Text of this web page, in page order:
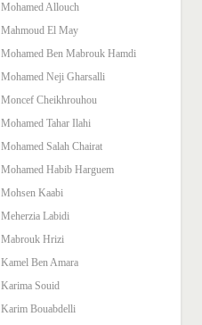
Mohamed Allouch
Mahmoud El May
Mohamed Ben Mabrouk Hamdi
Mohamed Neji Gharsalli
Moncef Cheikhrouhou
Mohamed Tahar Ilahi
Mohamed Salah Chairat
Mohamed Habib Harguem
Mohsen Kaabi
Meherzia Labidi
Mabrouk Hrizi
Kamel Ben Amara
Karima Souid
Karim Bouabdelli